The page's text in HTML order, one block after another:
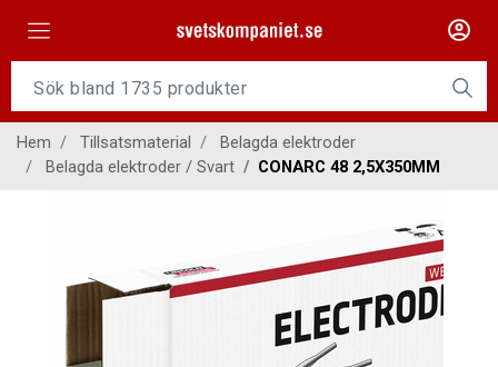
Slangpaket
Verktyg
Gasutrustning
Hem Tillsatsmaterial
Belagda elektroder
Belagda elektroder / Svart
CONARC 48 2,5X350MM